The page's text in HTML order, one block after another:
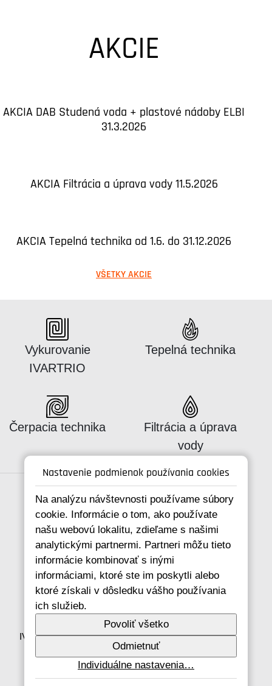
Nastavenie podmienok používania cookies
Na analýzu návštevnosti používame súbory
cookie. Informácie o tom, ako používate
našu webovú lokalitu, zdieľame s našimi
analytickými partnermi. Partneri môžu tieto
informácie kombinovať s inými
informáciami, ktoré ste im poskytli alebo
ktoré získali v dôsledku vášho používania
ich služieb.
Povoliť všetko
Odmietnuť
Individuálne nastavenia…
AKCIE
AKCIA DAB Studená voda + plastové nádoby ELBI
31.3.2026
AKCIA Filtrácia a úprava vody 11.5.2026
AKCIA Tepelná technika od 1.6. do 31.12.2026
VŠETKY AKCIE
Katalógus:
Vykurovanie
IVARTRIO
Katalógus:
Tepelná technika
Katalógus:
Čerpacia technika Katalógus:
Filtrácia a úprava
vody
Spojte se s námi
+421 346 214 431
info@ivarsk.sk
Ochrana osobných údajov
Cookies
IVAR CS spol. s r.o., Velvarská 9, Podhořany, 277 51
Nelahozeves
IČO: 45276935 DIČ: CZ45276935